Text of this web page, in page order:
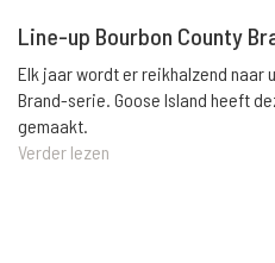
Line-up Bourbon County
Elk jaar wordt er reikhalzend naar
Brand-serie. Goose Island heeft
gemaakt.
Verder lezen